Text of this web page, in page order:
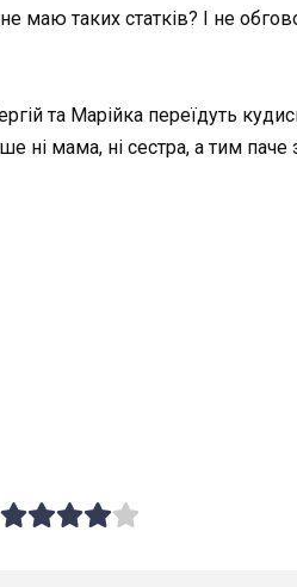
маю таких статків? І не
та Марійка переїдуть
ні мама, ні сестра, а тим